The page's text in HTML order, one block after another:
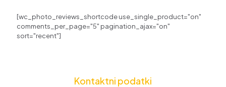
[wc_photo_reviews_shortcode use_single_product="on"
comments_per_page="5" pagination_ajax="on"
sort="recent"]
Kontaktni podatki